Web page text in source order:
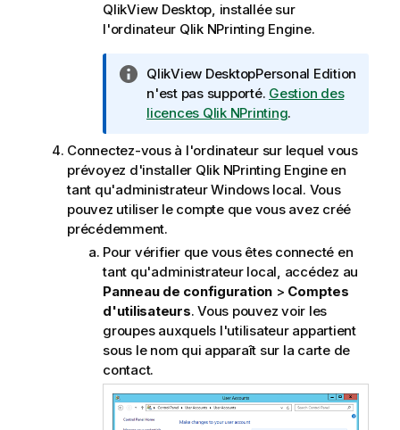
QlikView Desktop, installée sur
l'ordinateur Qlik NPrinting Engine.
N
o
t
I
n
f
o
r
m
a
t
i
o
n
s
QlikView DesktopPersonal Edition
n'est pas supporté. Gestion des
licences Qlik NPrinting.
Connectez-vous à l'ordinateur sur lequel vous
prévoyez d'installer Qlik NPrinting Engineen
tant qu'administrateurWindowslocal. Vous
pouvez utiliser le compte que vous avez créé
précédemment.
Pour vérifier que vous êtes connecté en
tant qu'administrateur local, accédez au
Panneau de configuration > Comptes
d'utilisateurs. Vous pouvez voir les
groupes auxquels l'utilisateur appartient
sous le nom qui apparaît sur la carte de
contact.